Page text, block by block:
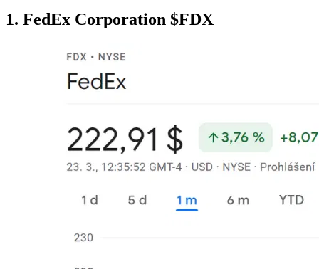
1. FedEx Corporation $FDX